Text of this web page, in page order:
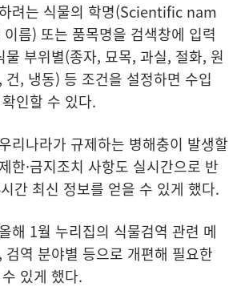
려는 식물의 학명(Scientific nam
름) 또는 품목명을 검색창에 입력
물 부위별(종자, 묘목, 과실, 절화, 원
, 냉동) 등 조건을 설정하면 수입
인할 수 있다.
리나라가 규제하는 병해충이 발생할
한·금지조치 사항도 실시간으로 반
간 최신 정보를 얻을 수 있게 했다.
해 1월 누리집의 식물검역 관련 메
검역 분야별 등으로 개편해 필요한
있게 했다.